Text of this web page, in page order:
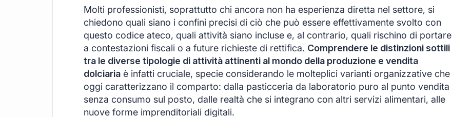
Molti professionisti, soprattutto chi ancora non ha esperienza diretta nel settore, si
chiedono quali siano i confini precisi di ciò che può essere effettivamente svolto con
questo codice ateco, quali attività siano incluse e, al contrario, quali rischino di portare
a contestazioni fiscali o a future richieste di rettifica. Comprendere le distinzioni sottili
tra le diverse tipologie di attività attinenti al mondo della produzione e vendita
dolciaria è infatti cruciale, specie considerando le molteplici varianti organizzative che
oggi caratterizzano il comparto: dalla pasticceria da laboratorio puro al punto vendita
senza consumo sul posto, dalle realtà che si integrano con altri servizi alimentari, alle
nuove forme imprenditoriali digitali.